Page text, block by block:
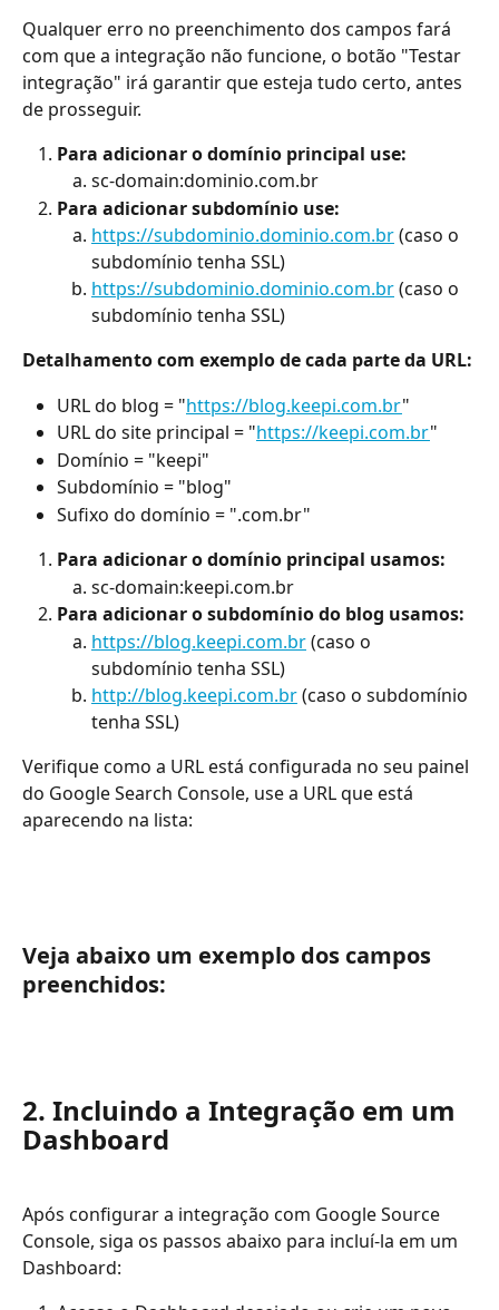
Qualquer erro no preenchimento dos campos fará
com que a integração não funcione, o botão "Testar
integração" irá garantir que esteja tudo certo, antes
de prosseguir.
Para adicionar o domínio principal use:
sc-domain:dominio.com.br
Para adicionar subdomínio use:
https://subdominio.dominio.com.br (caso o
subdomínio tenha SSL)
https://subdominio.dominio.com.br (caso o
subdomínio tenha SSL)
Detalhamento com exemplo de cada parte da URL:
URL do blog = "https://blog.keepi.com.br"
URL do site principal = "https://keepi.com.br"
Domínio = "keepi"
Subdomínio = "blog"
Sufixo do domínio = ".com.br"
Para adicionar o domínio principal usamos:
sc-domain:keepi.com.br
Para adicionar o subdomínio do blog usamos:
https://blog.keepi.com.br (caso o
subdomínio tenha SSL)
http://blog.keepi.com.br (caso o subdomínio
tenha SSL)
Verifique como a URL está configurada no seu painel
do Google Search Console, use a URL que está
aparecendo na lista:
Veja abaixo um exemplo dos campos
preenchidos:
2. Incluindo a Integração em um
Dashboard
Após configurar a integração com Google Source
Console, siga os passos abaixo para incluí-la em um
Dashboard: